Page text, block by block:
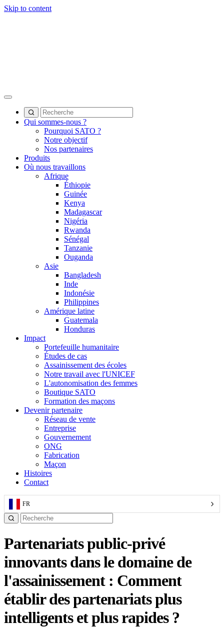
Skip to content
Qui sommes-nous ?
Pourquoi SATO ?
Notre objectif
Nos partenaires
Produits
Où nous travaillons
Afrique
Éthiopie
Guinée
Kenya
Madagascar
Nigéria
Rwanda
Sénégal
Tanzanie
Ouganda
Asie
Bangladesh
Inde
Indonésie
Philippines
Amérique latine
Guatemala
Honduras
Impact
Portefeuille humanitaire
Études de cas
Assainissement des écoles
Notre travail avec l'UNICEF
L'autonomisation des femmes
Boutique SATO
Formation des maçons
Devenir partenaire
Réseau de vente
Entreprise
Gouvernement
ONG
Fabrication
Maçon
Histoires
Contact
FR
Partenariats public-privé
innovants dans le domaine de
l'assainissement : Comment
établir des partenariats plus
intelligents et plus rapides ?